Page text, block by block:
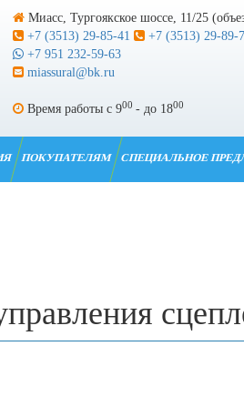
Миасс, Тургоякское шоссе, 11/25
+7 (3513) 29-85-41
+7 (3513) 29-89-
+7 951 232-59-63
miassural@bk.ru
Время работы с 900 - до 1800
ПОКУПАТЕЛЯМ СПЕЦИАЛЬНОЕ